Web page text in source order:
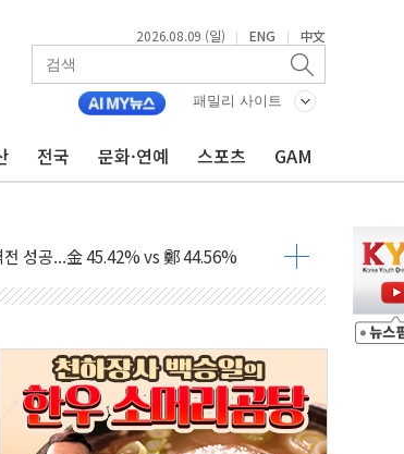
2026.08.09 (일) | ENG | 中文
패밀리 사이트
전국 문화·연예 스포츠 GAM
식장 복구·지원 '총력'
경북도, 호우 피해·통제구간 없어
석 당대표 후보
승리...47.75% vs 42.08%
민석 47.75% 정청래 42.08%
정청래 43.27% 송영길 11.63%
정청래 39.89% 송영길 7.47%